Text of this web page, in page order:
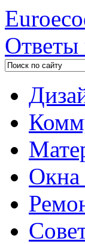
Ответы
Окна